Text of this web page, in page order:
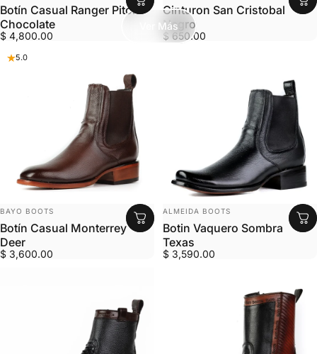
Ver Más
Botín Casual Ranger Pitón
Chocolate
$ 4,800.00
Cinturon San Cristobal
Negro
$ 650.00
5.0
MARCA:
BAYO BOOTS
Botín Casual Monterrey
Deer
$ 3,600.00
MARCA:
ALMEIDA BOOTS
Botin Vaquero Sombra
Texas
$ 3,590.00